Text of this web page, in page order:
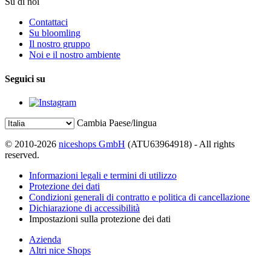
Contattaci
Su bloomling
Il nostro gruppo
Noi e il nostro ambiente
Seguici su
Cambia Paese/lingua
© 2010-2026 niceshops GmbH (ATU63964918) - All rights
reserved.
Informazioni legali e termini di utilizzo
Protezione dei dati
Condizioni generali di contratto e politica di cancellazione
Dichiarazione di accessibilità
Impostazioni sulla protezione dei dati
Azienda
Altri nice Shops